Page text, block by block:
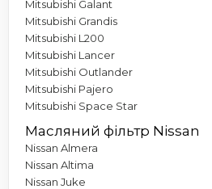
Mitsubishi Galant
Mitsubishi Grandis
Mitsubishi L200
Mitsubishi Lancer
Mitsubishi Outlander
Mitsubishi Pajero
Mitsubishi Space Star
Масляний фільтр Nissan
Nissan Almera
Nissan Altima
Nissan Juke